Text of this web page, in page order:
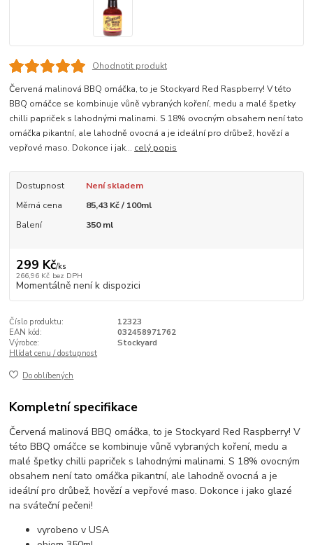
Ohodnotit produkt
Červená malinová BBQ omáčka, to je Stockyard Red Raspberry! V této
BBQ omáčce se kombinuje vůně vybraných koření, medu a malé špetky
chilli papriček s lahodnými malinami. S 18% ovocným obsahem není tato
omáčka pikantní, ale lahodně ovocná a je ideální pro drůbež, hovězí a
vepřové maso. Dokonce i jak... celý popis
Dostupnost
Není skladem
Měrná cena
85,43 Kč / 100ml
Balení
350 ml
299 Kč/ks
266,96 Kč bez DPH
Momentálně není k dispozici
Číslo produktu:
12323
EAN kód:
032458971762
Výrobce:
Stockyard
Hlídat cenu / dostupnost
Do oblíbených
Kompletní specifikace
Červená malinová BBQ omáčka, to je Stockyard Red Raspberry! V
této BBQ omáčce se kombinuje vůně vybraných koření, medu a
malé špetky chilli papriček s lahodnými malinami. S 18% ovocným
obsahem není tato omáčka pikantní, ale lahodně ovocná a je
ideální pro drůbež, hovězí a vepřové maso. Dokonce i jako glazé
na sváteční pečeni!
vyrobeno v USA